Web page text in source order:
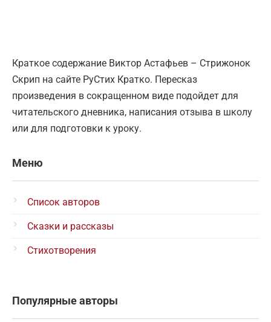
Краткое содержание Виктор Астафьев – Стрижонок
Скрип на сайте РуСтих Кратко. Пересказ
произведения в сокращенном виде подойдет для
читательского дневника, написания отзыва в школу
или для подготовки к уроку.
Меню
Список авторов
Сказки и рассказы
Стихотворения
Популярные авторы